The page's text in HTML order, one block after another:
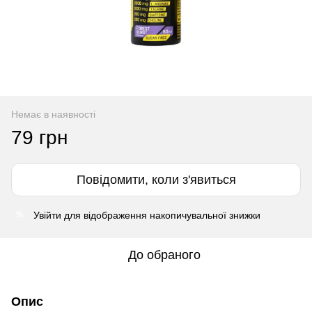
Немає в наявності
79 грн
Повідомити, коли з'явиться
Увійти для відображення накопичувальної знижки
До обраного
Опис